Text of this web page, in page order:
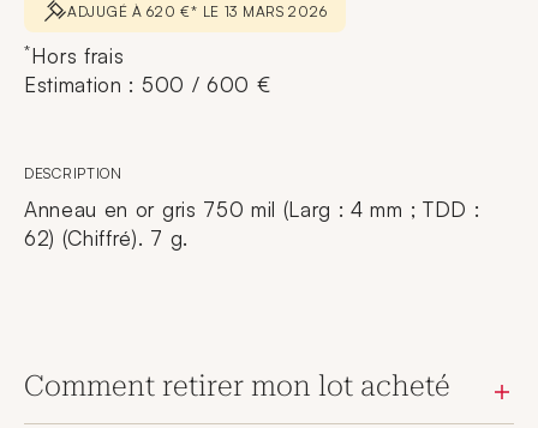
ADJUGÉ À 620 €* LE 13 MARS 2026
*Hors frais
Estimation : 500 / 600 €
DESCRIPTION
Anneau en or gris 750 mil (Larg : 4 mm ; TDD :
62) (Chiffré). 7 g.
Comment retirer mon lot acheté